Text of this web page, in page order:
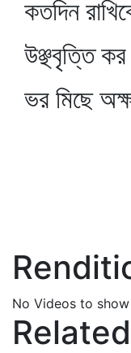
কতদিন
উঞ্ছবৃত্তি
ভর মিছে
No Videos to show